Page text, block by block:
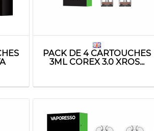
PACK DE 4 CARTOUCHES
3ML COREX 3.0 XROS...